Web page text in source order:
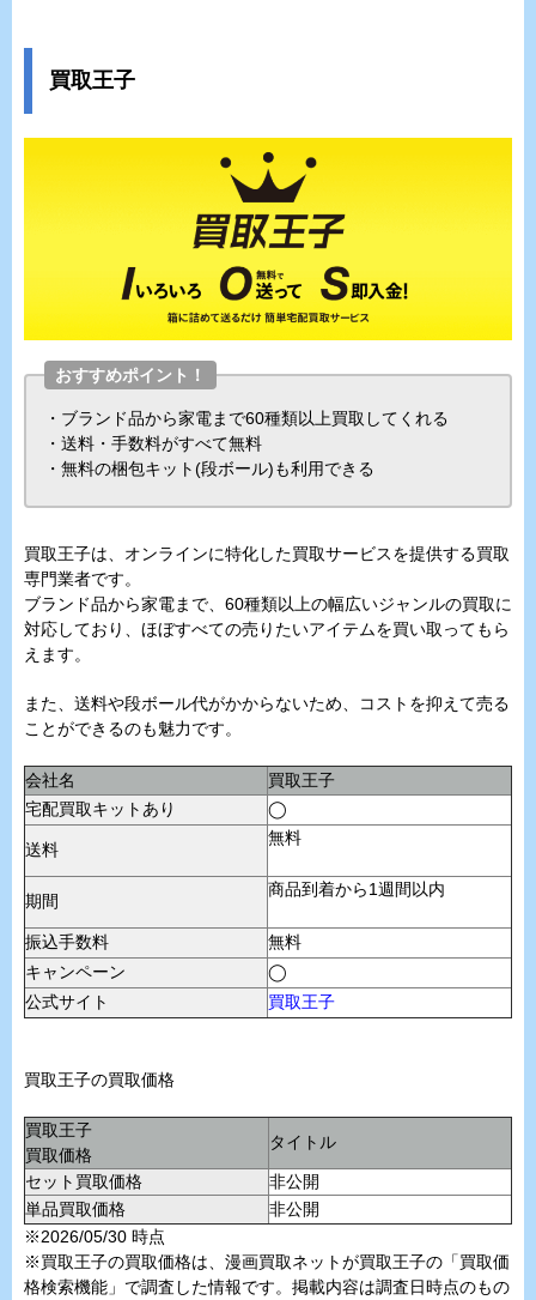
買取王子
おすすめポイント！
・ブランド品から家電まで60種類以上買取してくれる
・送料・手数料がすべて無料
・無料の梱包キット(段ボール)も利用できる
買取王子は、オンラインに特化した買取サービスを提供する買取
専門業者です。
ブランド品から家電まで、60種類以上の幅広いジャンルの買取に
対応しており、ほぼすべての売りたいアイテムを買い取ってもら
えます。
また、送料や段ボール代がかからないため、コストを抑えて売る
ことができるのも魅力です。
会社名
買取王子
宅配買取キットあり
◯
送料
無料
期間
商品到着から1週間以内
振込手数料
無料
キャンペーン
◯
公式サイト
買取王子
買取王子の買取価格
買取王子
買取価格
タイトル
セット買取価格
非公開
単品買取価格
非公開
※2026/05/30 時点
※買取王子の買取価格は、漫画買取ネットが買取王子の「買取価
格検索機能」で調査した情報です。掲載内容は調査日時点のもの